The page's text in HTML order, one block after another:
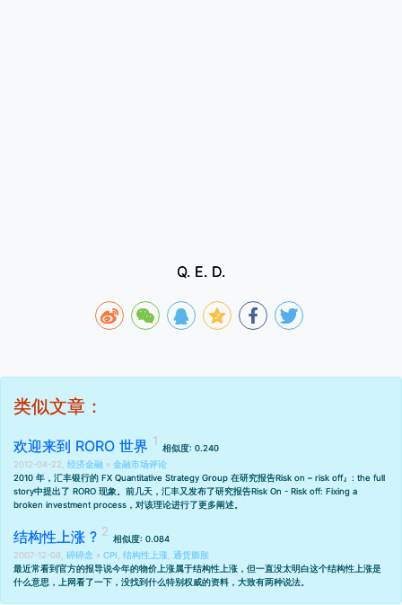
Q. E. D.
类似文章：
欢迎来到 RORO 世界
相似度: 0.240
2012-04-22, 经济金融 » 金融市场评论
2010 年，汇丰银行的 FX Quantitative Strategy Group 在研究报告Risk on – risk off』: the full
story中提出了 RORO 现象。前几天，汇丰又发布了研究报告Risk On - Risk off: Fixing a
broken investment process ，对该理论进行了更多阐述。
结构性上涨 ?
相似度: 0.084
2007-12-08, 碎碎念 » CPI 结构性上涨 通货膨胀
最近常看到官方的报导说今年的物价上涨属于结构性上涨，但一直没太明白这个结构性上涨是
什么意思，上网看了一下，没找到什么特别权威的资料，大致有两种说法。